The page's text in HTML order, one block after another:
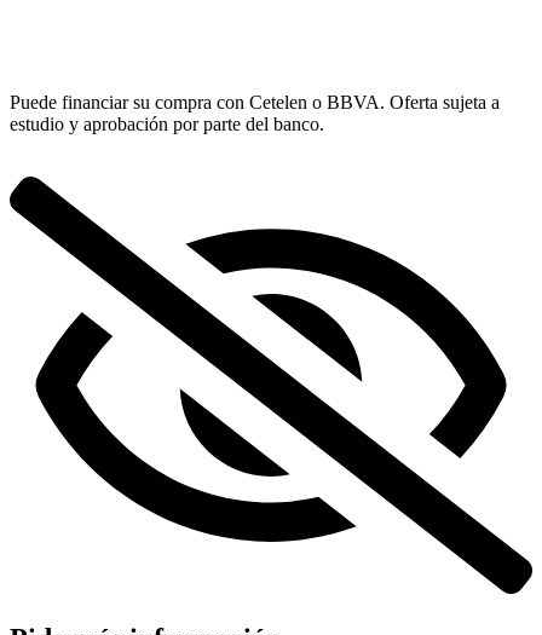
Puede financiar su compra con Cetelen o BBVA. Oferta sujeta a
estudio y aprobación por parte del banco.